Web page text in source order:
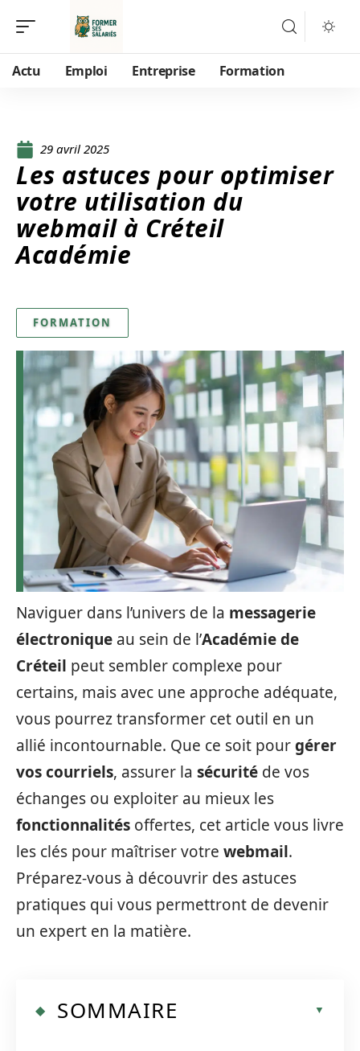
Actu Emploi Entreprise Formation
29 avril 2025
Les astuces pour optimiser
votre utilisation du
webmail à Créteil
Académie
FORMATION
Naviguer dans l’univers de la messagerie
électronique au sein de l’Académie de
Créteil peut sembler complexe pour
certains, mais avec une approche adéquate,
vous pourrez transformer cet outil en un
allié incontournable. Que ce soit pourgérer
vos courriels, assurer la sécurité de vos
échanges ou exploiter au mieux les
fonctionnalités offertes, cet article vous livre
les clés pour maîtriser votre webmail.
Préparez-vous à découvrir des astuces
pratiques qui vous permettront de devenir
un expert en la matière.
SOMMAIRE